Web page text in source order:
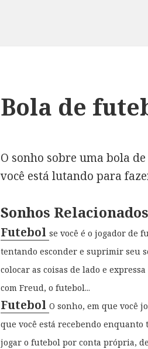
Bola de
O sonho sobre uma bola
você está lutando para
Sonhos
Futebolse você é o jogador de
tentando esconder e suprimir seu
colocar as coisas de lado e
com Freud, o futebol...
FutebolO sonho, em que você
que você está recebendo enquanto
jogar o futebol por conta própria,